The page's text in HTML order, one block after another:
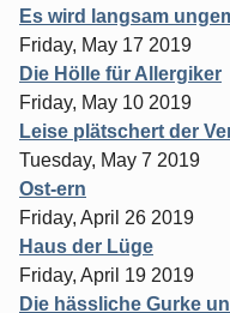
Es wird langsam
Friday, May 17 2019
Die Hölle für Allergiker
Friday, May 10 2019
Leise plätschert der
Tuesday, May 7 2019
Ost-ern
Friday, April 26 2019
Haus der Lüge
Friday, April 19 2019
Die hässliche Gurke